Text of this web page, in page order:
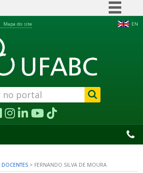
Acesso à informação
Legislação
Canais
EN
Mapa do site
DOCENTES > FERNANDO SILVA DE MOURA